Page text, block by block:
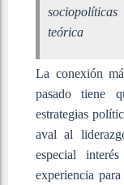
teórica
La conexión
pasado tiene
estrategias
aval al
especial
experiencia